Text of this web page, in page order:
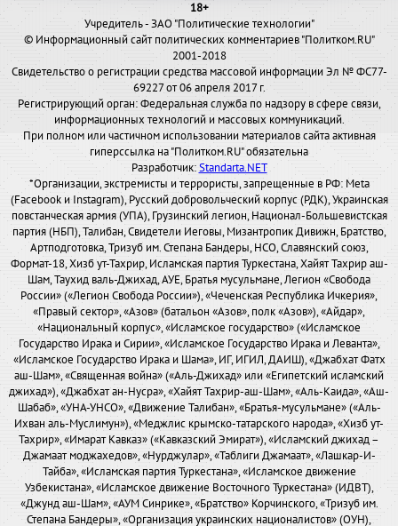
18+
Учредитель - ЗАО "Политические технологии"
© Информационный сайт политических комментариев "Политком.RU"
2001-2018
Свидетельство о регистрации средства массовой информации Эл № ФС77-
69227 от 06 апреля 2017 г.
Регистрирующий орган: Федеральная служба по надзору в сфере связи,
информационных технологий и массовых коммуникаций.
При полном или частичном использовании материалов сайта активная
гиперссылка на "Политком.RU" обязательна
Разработчик:Standarta.NET
*Организации, экстремисты и террористы, запрещенные в РФ: Meta
(Facebook и Instagram), Русский добровольческий корпус (РДК), Украинская
повстанческая армия (УПА), Грузинский легион, Национал-Большевистская
партия (НБП), Талибан, Свидетели Иеговы, Мизантропик Дивижн, Братство,
Артподготовка, Тризуб им. Степана Бандеры, НСО, Славянский союз,
Формат-18, Хизб ут-Тахрир, Исламская партия Туркестана, Хайят Тахрир аш-
Шам, Таухид валь-Джихад, АУЕ, Братья мусульмане, Легион «Свобода
России» («Легион Свобода России»), «Чеченская Республика Ичкерия»,
«Правый сектор», «Азов» (батальон «Азов», полк «Азов»), «Айдар»,
«Национальный корпус», «Исламское государство» («Исламское
Государство Ирака и Сирии», «Исламское Государство Ирака и Леванта»,
«Исламское Государство Ирака и Шама», ИГ, ИГИЛ, ДАИШ), «Джабхат Фатх
аш-Шам», «Священная война» («Аль-Джихад» или «Египетский исламский
джихад»), «Джабхат ан-Нусра», «Хайят Тахрир-аш-Шам», «Аль-Каида», «Аш-
Шабаб», «УНА-УНСО», «Движение Талибан», «Братья-мусульмане» («Аль-
Ихван аль-Муслимун»), «Меджлис крымско-татарского народа», «Хизб ут-
Тахрир», «Имарат Кавказ» («Кавказский Эмират»), «Исламский джихад –
Джамаат моджахедов», «Нурджулар», «Таблиги Джамаат», «Лашкар-И-
Тайба», «Исламская партия Туркестана», «Исламское движение
Узбекистана», «Исламское движение Восточного Туркестана» (ИДВТ),
«Джунд аш-Шам», «АУМ Синрике», «Братство» Корчинского, «Тризуб им.
Степана Бандеры», «Организация украинских националистов» (ОУН),